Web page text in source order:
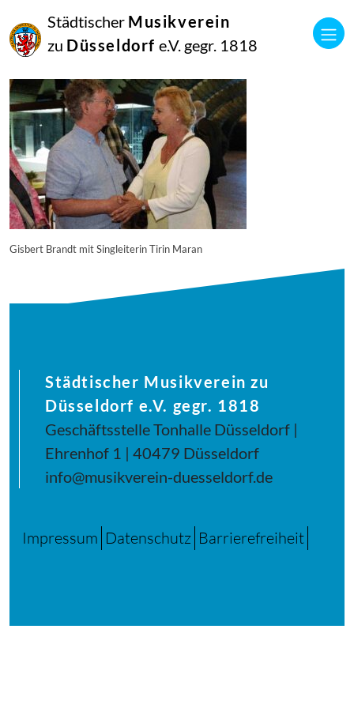
Städtischer Musikverein
zu Düsseldorf e.V. gegr. 1818
Juli
2025
Manfred Hill
Gisbert Brandt mit Singleiterin Tirin Maran
Städtischer Musikverein zu
Düsseldorf e.V. gegr. 1818
Geschäftsstelle Tonhalle Düsseldorf |
Ehrenhof 1 | 40479 Düsseldorf
info@musikverein-duesseldorf.de
Impressum Datenschutz Barrierefreiheit